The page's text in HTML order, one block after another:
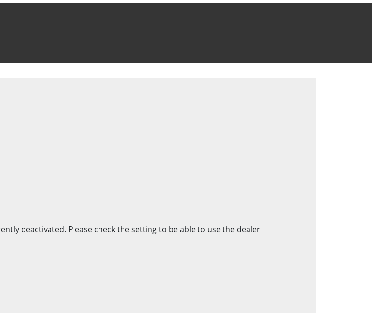
deactivated. Please check the setting to be able to use the dealer